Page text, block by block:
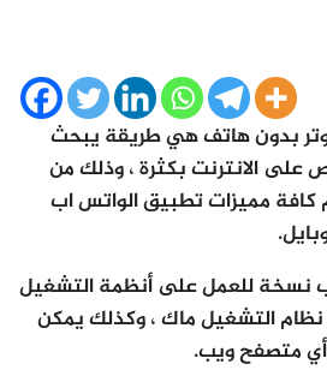
بدون هاتف هي طريقة يبحث
على الانترنت بكثرة ، وذلك من
كافة مميزات تطبيق الواتس اب
نسخة للعمل على أنظمة التشغيل
8 أو ويندوز 10 أو نظام التشغيل ماك ، وكذلك يمكن
متصفح ويب.